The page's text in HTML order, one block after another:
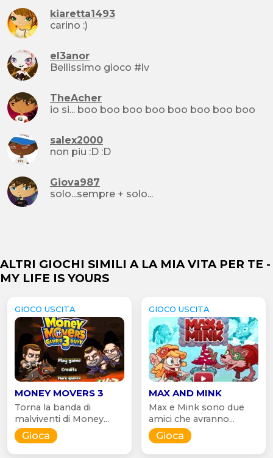
kiaretta1493
carino :)
el3anor
Bellissimo gioco #lv
TheAcher
io si... boo boo boo boo boo boo boo boo
salex2000
non piu :D :D
Giova987
solo...sempre + solo...
ALTRI GIOCHI SIMILI A LA MIA VITA PER TE -
MY LIFE IS YOURS
GIOCO USCITA
MONEY MOVERS 3
Torna la banda di
malviventi di Money...
Gioca
GIOCO USCITA
MAX AND MINK
Max e Mink sono due
amici che avranno...
Gioca